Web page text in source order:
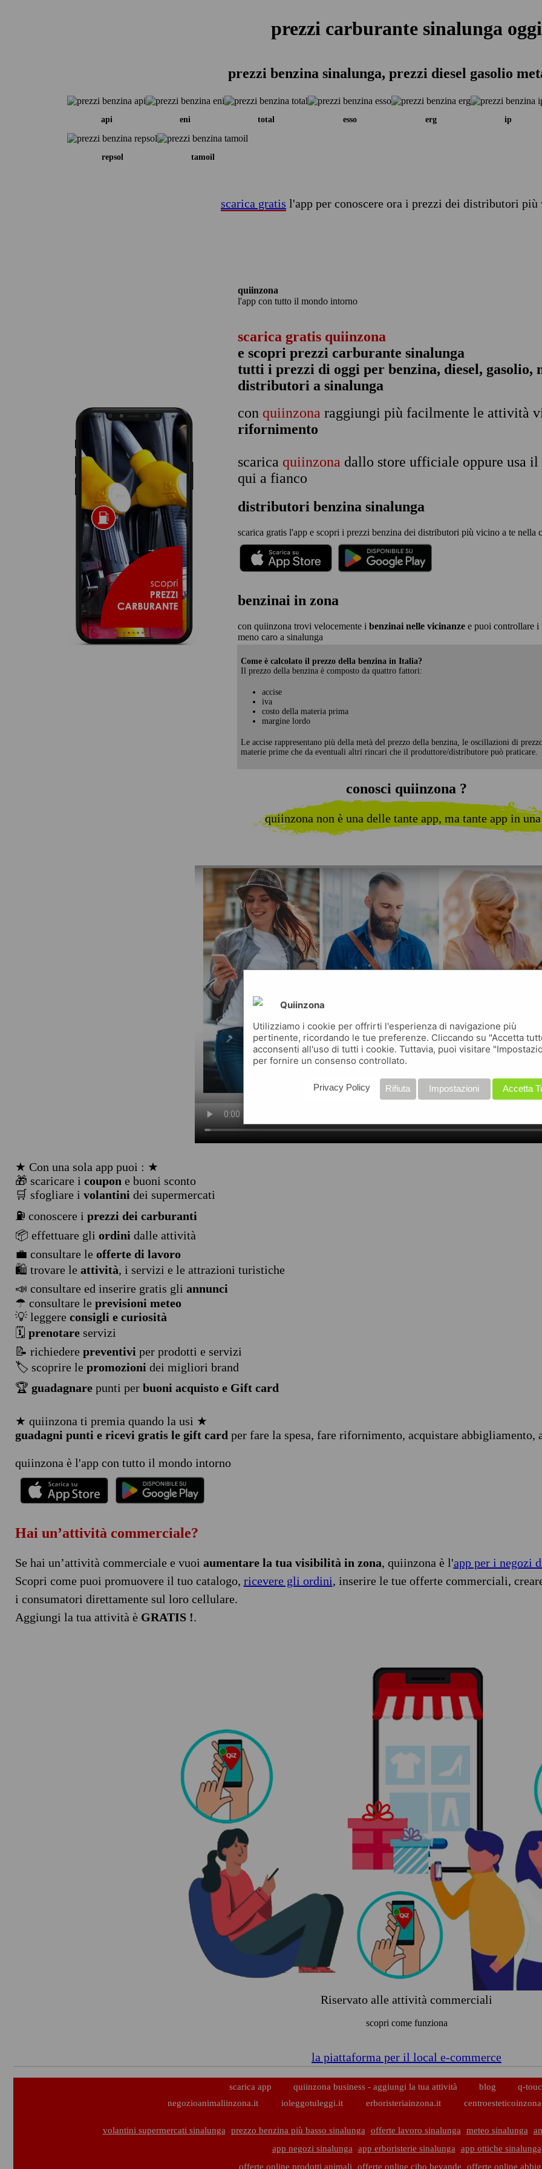
prezzi carburante sinalunga oggi
prezzi benzina sinalunga, prezzi diesel gasolio
api eni total esso erg ip
repsol tamoil
scarica gratis l'app per conoscere ora i prezzi dei distributori più
quiinzona
l'app con tutto il mondo intorno
scarica gratis quiinzona
e scopri prezzi carburante sinalunga
tutti i prezzi di oggi per benzina, diesel, gasolio,
distributori a sinalunga
con quiinzona raggiungi più facilmente le attività
rifornimento
scarica quiinzona dallo store ufficiale oppure usa il
qui a fianco
distributori benzina sinalunga
scarica gratis l'app e scopri i prezzi benzina dei distributori più vicino a te nella
benzinai in zona
con quiinzona trovi velocemente i benzinai nelle vicinanze e puoi controllare i
meno caro a sinalunga
Come è calcolato il prezzo della benzina in Italia?
Il prezzo della benzina è composto da quattro fattori:
accise
iva
costo della materia prima
margine lordo
Le accise rappresentano più della metà del prezzo della benzina, le oscillazioni di
materie prime che da eventuali altri rincari che il produttore/distributore può praticare.
conosci quiinzona ?
quiinzona non è una delle tante app, ma tante app in
★ Con una sola app puoi : ★
🎁 scaricare i coupon e buoni sconto
🛒 sfogliare i volantini dei supermercati
⛽ conoscere i prezzi dei carburanti
📦 effettuare gli ordini dalle attività
💼 consultare le offerte di lavoro
🛍️ trovare le attività, i servizi e le attrazioni turistiche
📣 consultare ed inserire gratis gli annunci
☂ consultare le previsioni meteo
💡 leggere consigli e curiosità
🗓️ prenotareservizi
📝 richiedere preventivi per prodotti e servizi
🏷️ scoprire le promozioni dei migliori brand
🏆 guadagnarepunti per buoni acquisto e Gift card
★ quiinzona ti premia quando la usi ★
guadagni punti e ricevi gratis le gift card per fare la spesa, fare rifornimento, acquistare abbigliamento,
quiinzona è l'app con tutto il mondo intorno
Hai un’attività commerciale?
Se hai un’attività commerciale e vuoi aumentare la tua visibilità in zona, quiinzona è l'app per i negozi
Scopri come puoi promuovere il tuo catalogo, ricevere gli ordini, inserire le tue offerte commerciali,
i consumatori direttamente sul loro cellulare.
Aggiungi la tua attività è GRATIS !.
Riservato alle attività commerciali
scopri come funziona
la piattaforma per il local e-commerce
scarica app quiinzona business - aggiungi la tua attività blog
q-
negozioanimaliinzona.it
ioleggotuleggi.it erboristeriainzona.it
volantini supermercati sinalunga prezzo benzina più basso sinalunga offerte lavoro sinalunga meteo sinalunga
app negozi sinalunga
app erboristerie sinalunga
app ottiche sinalunga
offerte online prodotti animali
offerte online cibo bevande offerte online
Quiinzona
Utilizziamo i cookie per offrirti l'esperienza di navigazione più
pertinente, ricordando le tue preferenze. Cliccando su "Accetta
acconsenti all'uso di tutti i cookie. Tuttavia, puoi visitare
per fornire un consenso controllato.
Accetta
Impostazioni
Rifiuta
Privacy Policy